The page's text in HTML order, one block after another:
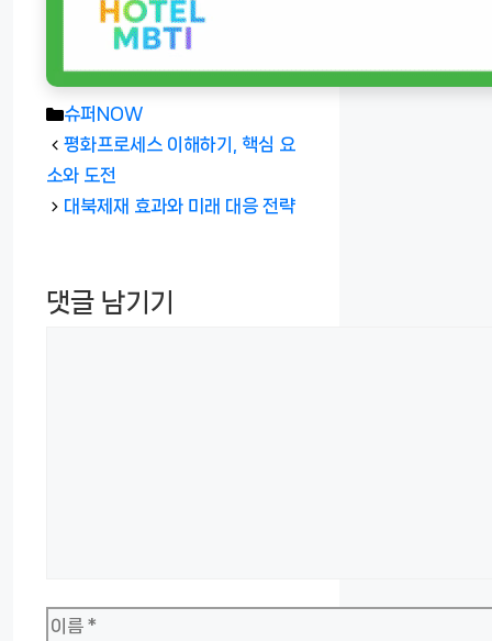
카
테
고
리
슈퍼NOW
평화프로세스 이해하기, 핵심 요
소와 도전
대북제재 효과와 미래 대응 전략
댓글 남기기
이